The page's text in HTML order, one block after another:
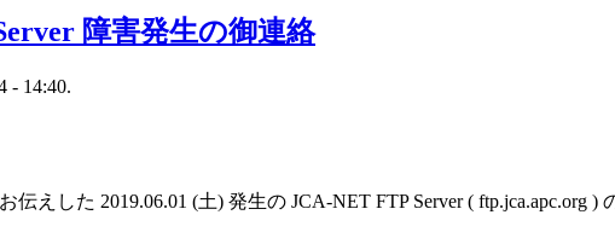
障害発生の御連絡
- 14:40.
えした 2019.06.01 (土) 発生の JCA-NET FTP Server ( ftp.jca.apc.org )